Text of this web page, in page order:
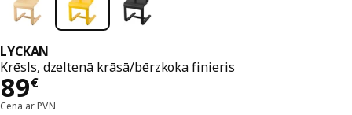
LYCKAN
Krēsls, dzeltenā krāsā/bērzkoka finieris
89€
Cena 89€
Cena ar PVN